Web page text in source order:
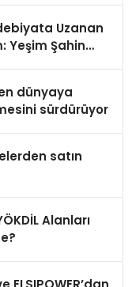
Uzanan
Yeşim Şahin
dünyaya
sürdürüyor
satın
Alanları